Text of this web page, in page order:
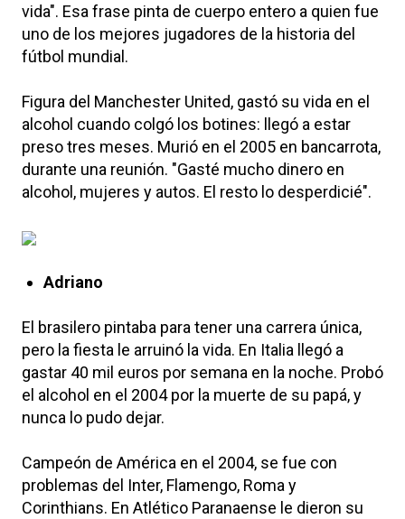
vida". Esa frase pinta de cuerpo entero a quien fue
uno de los mejores jugadores de la historia del
fútbol mundial.
Figura del Manchester United, gastó su vida en el
alcohol cuando colgó los botines: llegó a estar
preso tres meses. Murió en el 2005 en bancarrota,
durante una reunión. "Gasté mucho dinero en
alcohol, mujeres y autos. El resto lo desperdicié".
Adriano
El brasilero pintaba para tener una carrera única,
pero la fiesta le arruinó la vida. En Italia llegó a
gastar 40 mil euros por semana en la noche. Probó
el alcohol en el 2004 por la muerte de su papá, y
nunca lo pudo dejar.
Campeón de América en el 2004, se fue con
problemas del Inter, Flamengo, Roma y
Corinthians. En Atlético Paranaense le dieron su